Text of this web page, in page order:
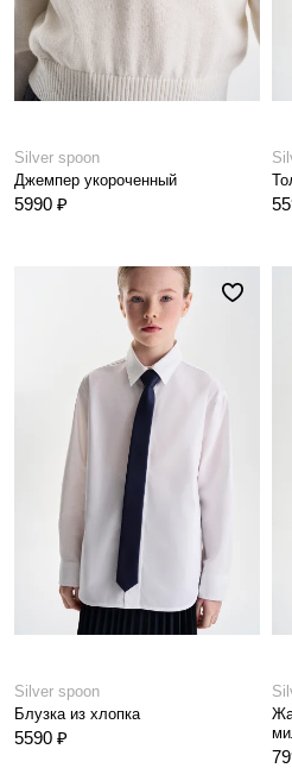
Silver spoon
Джемпер укороченный
5990 ₽
Silver spoon
Блузка из хлопка
5590 ₽